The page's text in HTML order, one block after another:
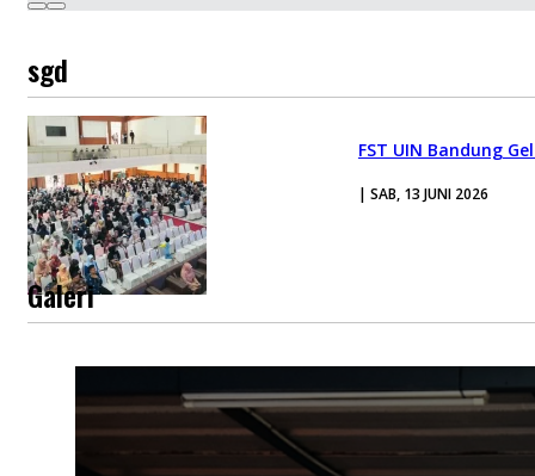
sgd
FST UIN Bandung
| SAB, 13 JUNI 2026
Galeri